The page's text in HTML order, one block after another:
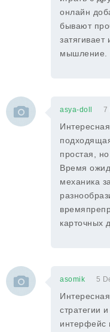
онлайн
бывают
затягивает
мышление.
asya-doll 7
простая,
Время
механика
карточных
asomik 5
стратегии
интерфейс